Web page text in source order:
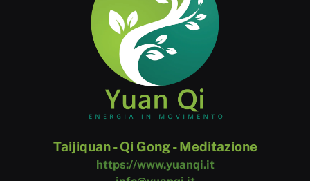
Taijiquan - Qi Gong - Meditazione
https://www.yuanqi.it